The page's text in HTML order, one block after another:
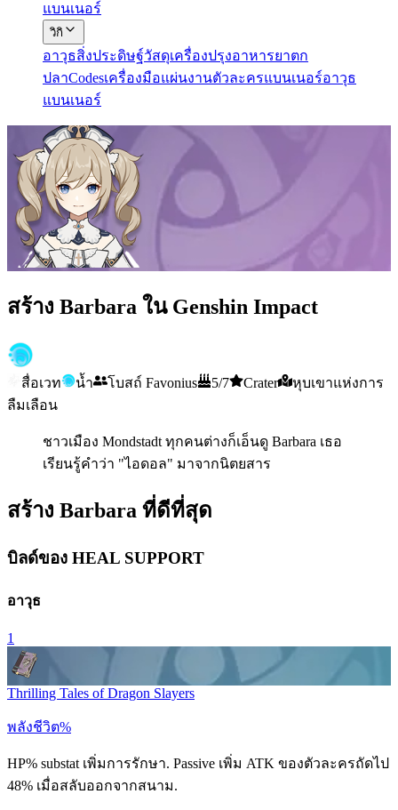
แบนเนอร์
วิกิ
อาวุธสิ่งประดิษฐ์วัสดุเครื่องปรุงอาหารยาตก
ปลาCodesเครื่องมือแผ่นงานตัวละครแบนเนอร์อาวุธ
แบนเนอร์
สร้าง Barbara ใน Genshin Impact
สื่อเวท น้ำ โบสถ์ Favonius 5/7 Crater
หุบเขาแห่งการ
ลืมเลือน
ชาวเมือง Mondstadt ทุกคนต่างก็เอ็นดู Barbara เธอ
เรียนรู้คำว่า "ไอดอล" มาจากนิตยสาร
สร้าง Barbara ที่ดีที่สุด
บิลด์ของ HEAL SUPPORT
อาวุธ
1
Thrilling Tales of Dragon Slayers
พลังชีวิต%
HP% substat เพิ่มการรักษา. Passive เพิ่ม ATK ของตัวละครถัดไป
48% เมื่อสลับออกจากสนาม.